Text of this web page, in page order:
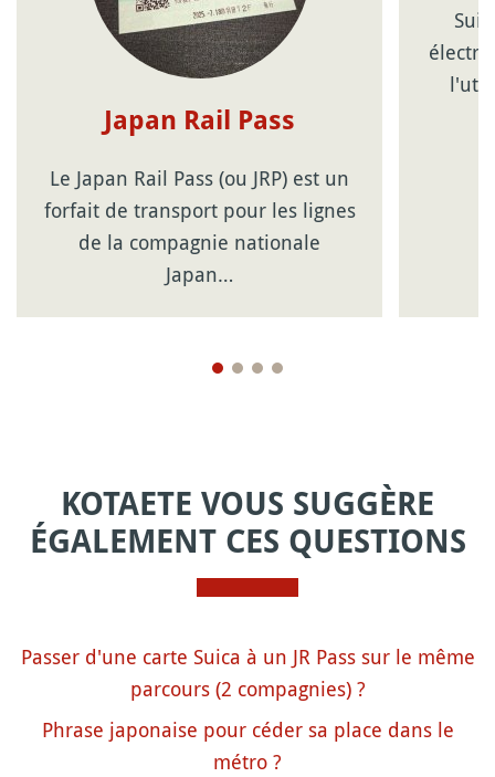
Japan Rail Pass
Le Japan Rail Pass (ou JRP) est un
forfait de transport pour les lignes
de la compagnie nationale
Japan…
KOTAETE VOUS SUGGÈRE
ÉGALEMENT CES QUESTIONS
Passer d'une carte Suica à un JR Pass sur le même
parcours (2 compagnies) ?
Phrase japonaise pour céder sa place dans le
métro ?